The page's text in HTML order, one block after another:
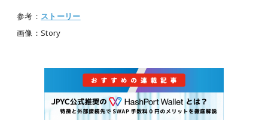
参考： ストーリー
画像：Story